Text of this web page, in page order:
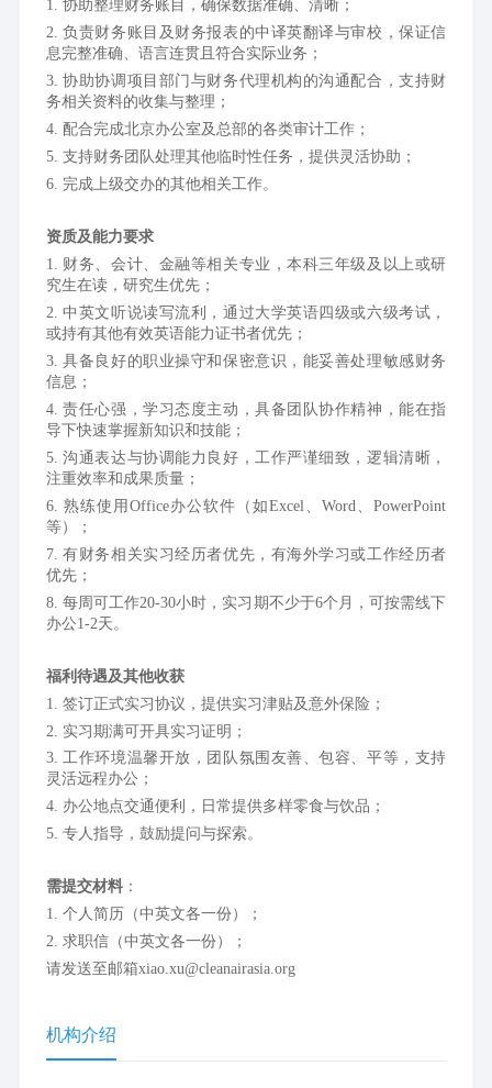
1. 协助整理财务账目，确保数据准确、清晰；
2. 负责财务账目及财务报表的中译英翻译与审校，保证信
息完整准确、语言连贯且符合实际业务；
3. 协助协调项目部门与财务代理机构的沟通配合，支持财
务相关资料的收集与整理；
4. 配合完成北京办公室及总部的各类审计工作；
5. 支持财务团队处理其他临时性任务，提供灵活协助；
6. 完成上级交办的其他相关工作。
资质及能力要求
1. 财务、会计、金融等相关专业，本科三年级及以上或研
究生在读，研究生优先；
2. 中英文听说读写流利，通过大学英语四级或六级考试，
或持有其他有效英语能力证书者优先；
3. 具备良好的职业操守和保密意识，能妥善处理敏感财务
信息；
4. 责任心强，学习态度主动，具备团队协作精神，能在指
导下快速掌握新知识和技能；
5. 沟通表达与协调能力良好，工作严谨细致，逻辑清晰，
注重效率和成果质量；
6. 熟练使用Office办公软件（如Excel、Word、PowerPoint
等）；
7. 有财务相关实习经历者优先，有海外学习或工作经历者
优先；
8. 每周可工作20-30小时，实习期不少于6个月，可按需线下
办公1-2天。
福利待遇及其他收获
1. 签订正式实习协议，提供实习津贴及意外保险；
2. 实习期满可开具实习证明；
3. 工作环境温馨开放，团队氛围友善、包容、平等，支持
灵活远程办公；
4. 办公地点交通便利，日常提供多样零食与饮品；
5. 专人指导，鼓励提问与探索。
需提交材料：
1. 个人简历（中英文各一份）；
2. 求职信（中英文各一份）；
请发送至邮箱xiao.xu@cleanairasia.org
机构介绍